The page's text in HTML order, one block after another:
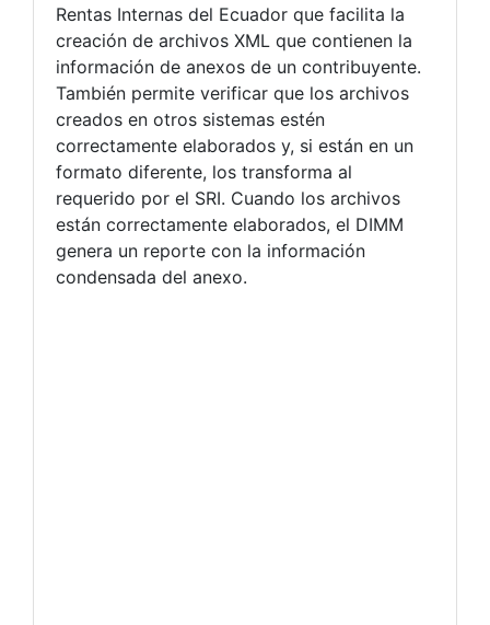
Rentas Internas del Ecuador que facilita la
creación de archivos XML que contienen la
información de anexos de un contribuyente.
También permite verificar que los archivos
creados en otros sistemas estén
correctamente elaborados y, si están en un
formato diferente, los transforma al
requerido por el SRI. Cuando los archivos
están correctamente elaborados, el DIMM
genera un reporte con la información
condensada del anexo.